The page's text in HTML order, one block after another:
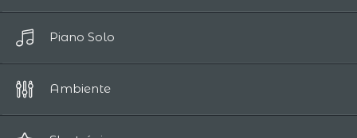
Épico/Aventura
Comedia
Piano Solo
Ambiente